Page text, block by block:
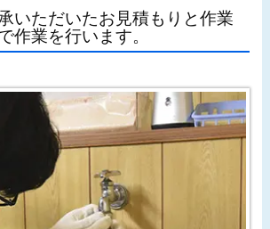
いただいたお見積もりと作業
作業を行います。